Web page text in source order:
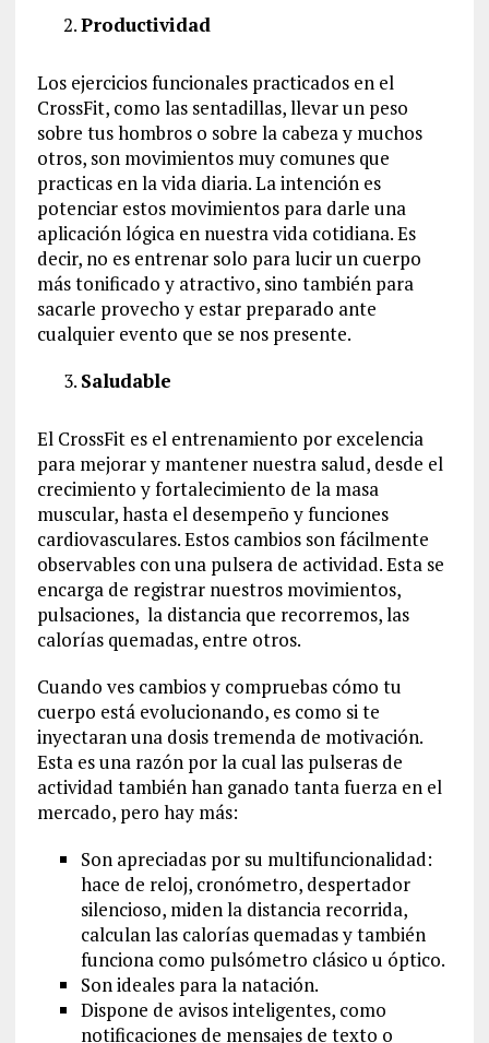
Productividad
Los ejercicios funcionales practicados en el
CrossFit, como las sentadillas, llevar un peso
sobre tus hombros o sobre la cabeza y muchos
otros, son movimientos muy comunes que
practicas en la vida diaria. La intención es
potenciar estos movimientos para darle una
aplicación lógica en nuestra vida cotidiana. Es
decir, no es entrenar solo para lucir un cuerpo
más tonificado y atractivo, sino también para
sacarle provecho y estar preparado ante
cualquier evento que se nos presente.
Saludable
El CrossFit es el entrenamiento por excelencia
para mejorar y mantener nuestra salud, desde el
crecimiento y fortalecimiento de la masa
muscular, hasta el desempeño y funciones
cardiovasculares. Estos cambios son fácilmente
observables con una pulsera de actividad. Esta se
encarga de registrar nuestros movimientos,
pulsaciones, la distancia que recorremos, las
calorías quemadas, entre otros.
Cuando ves cambios y compruebas cómo tu
cuerpo está evolucionando, es como si te
inyectaran una dosis tremenda de motivación.
Esta es una razón por la cual las pulseras de
actividad también han ganado tanta fuerza en el
mercado, pero hay más:
Son apreciadas por su multifuncionalidad:
hace de reloj, cronómetro, despertador
silencioso, miden la distancia recorrida,
calculan las calorías quemadas y también
funciona como pulsómetro clásico u óptico.
Son ideales para la natación.
Dispone de avisos inteligentes, como
notificaciones de mensajes de texto o